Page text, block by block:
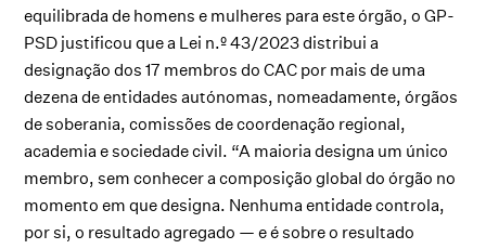
equilibrada de homens e mulheres para este órgão, o GP-
PSD justificou que a Lei n.º 43/2023 distribui a
designação dos 17 membros do CAC por mais de uma
dezena de entidades autónomas, nomeadamente, órgãos
de soberania, comissões de coordenação regional,
academia e sociedade civil. “A maioria designa um único
membro, sem conhecer a composição global do órgão no
momento em que designa. Nenhuma entidade controla,
por si, o resultado agregado — e é sobre o resultado